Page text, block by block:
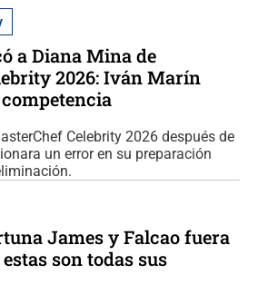
a Diana Mina de
2026: Iván Marín
Celebrity 2026 después de
un error en su preparación
James y Falcao fuera
son todas sus